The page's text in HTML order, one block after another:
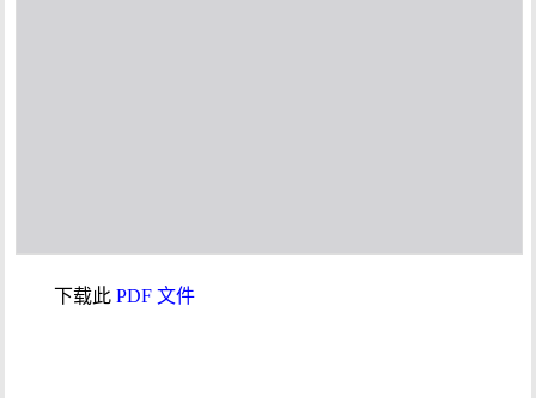
下载此PDF 文件